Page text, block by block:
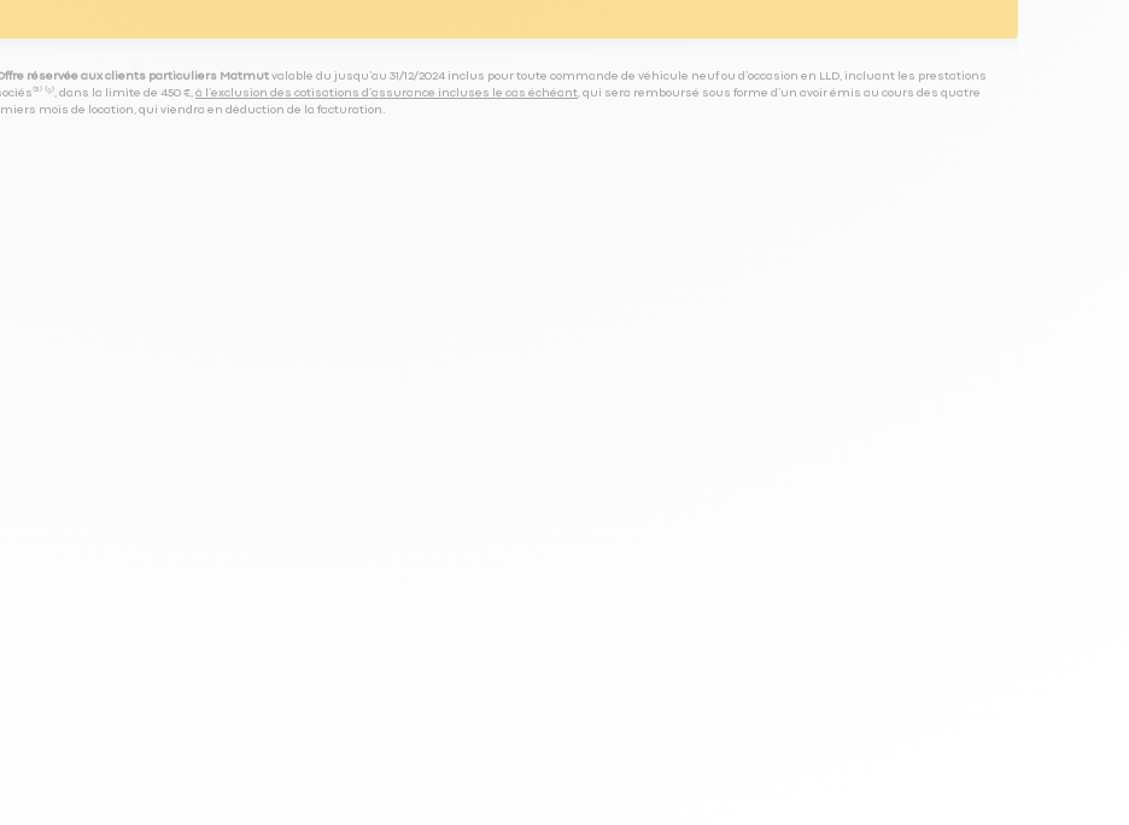
réservée aux clients particuliers Matmut valable du jusqu’au 31/12/2024 inclus pour toute commande de véhicule neuf ou d’occasion en LLD, incluant les prestations
⁽⁵⁾, dans la limite de 450 €, à l’exclusion des cotisations d’assurance incluses le cas échéant , qui sera remboursé sous forme d’un avoir émis au cours des quatre
mois de location, qui viendra en déduction de la facturation.